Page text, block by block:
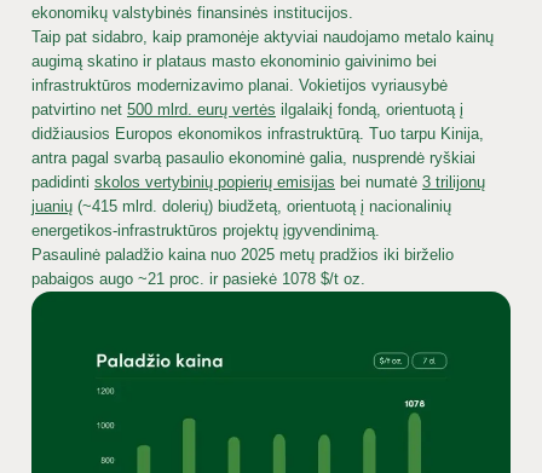
ekonomikų valstybinės finansinės institucijos.
Taip pat sidabro, kaip pramonėje aktyviai naudojamo metalo kainų
augimą skatino ir plataus masto ekonominio gaivinimo bei
infrastruktūros modernizavimo planai. Vokietijos vyriausybė
patvirtino net 500 mlrd. eurų vertės ilgalaikį fondą, orientuotą į
didžiausios Europos ekonomikos infrastruktūrą. Tuo tarpu Kinija,
antra pagal svarbą pasaulio ekonominė galia, nusprendė ryškiai
padidinti skolos vertybinių popierių emisijas bei numatė 3 trilijonų
juanių (~415 mlrd. dolerių) biudžetą, orientuotą į nacionalinių
energetikos-infrastruktūros projektų įgyvendinimą.
Pasaulinė paladžio kaina nuo 2025 metų pradžios iki birželio
pabaigos augo ~21 proc. ir pasiekė 1078 $/t oz.